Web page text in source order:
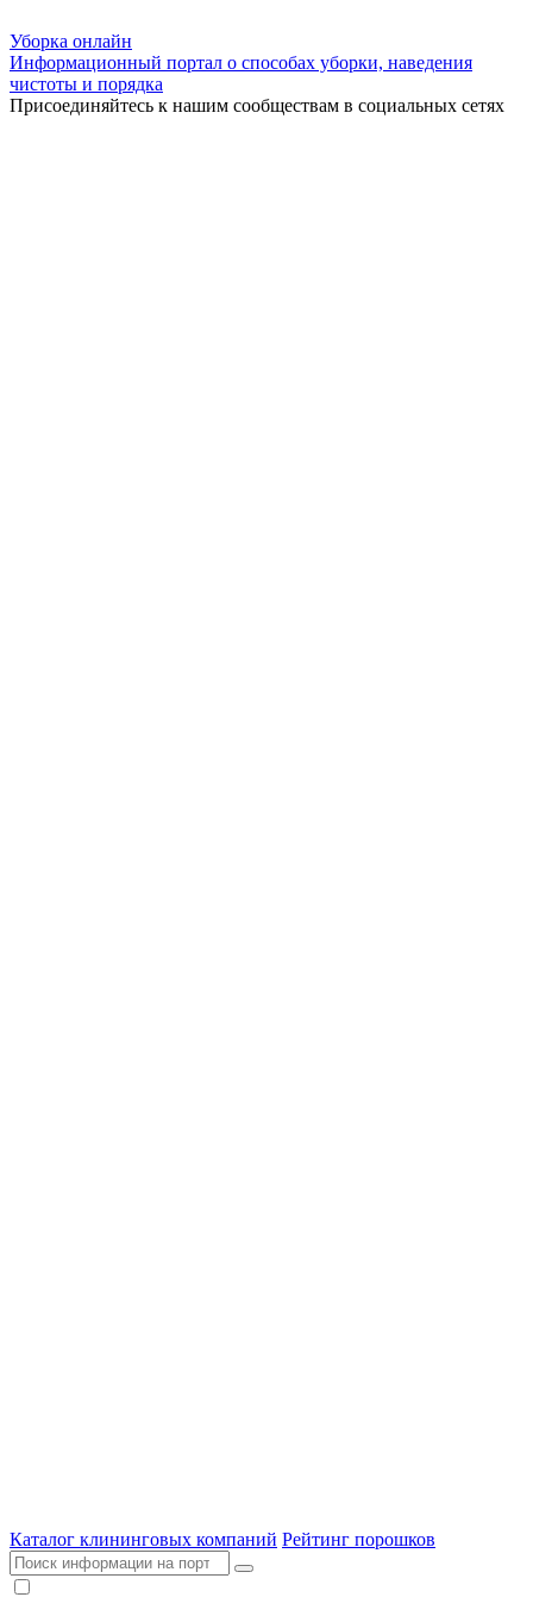
Уборка онлайн
Информационный портал о способах уборки, наведения
чистоты и порядка
Присоединяйтесь к нашим сообществам в социальных сетях
Каталог клининговых компаний Рейтинг порошков